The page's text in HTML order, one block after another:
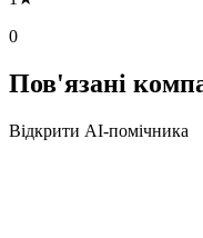
0
Пов'язані
Відкрити AI-помічника